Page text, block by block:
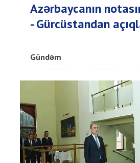
Azərbaycanın
- Gürcüstandan
Gündəm